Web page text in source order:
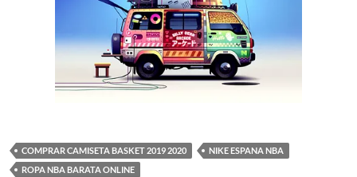
COMPRAR CAMISETA BASKET 2019 2020
NIKE ESPANA NBA
ROPA NBA BARATA ONLINE